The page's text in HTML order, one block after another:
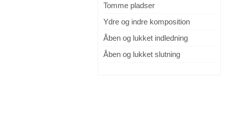
Tomme pladser
Ydre og indre komposition
Åben og lukket indledning
Åben og lukket slutning